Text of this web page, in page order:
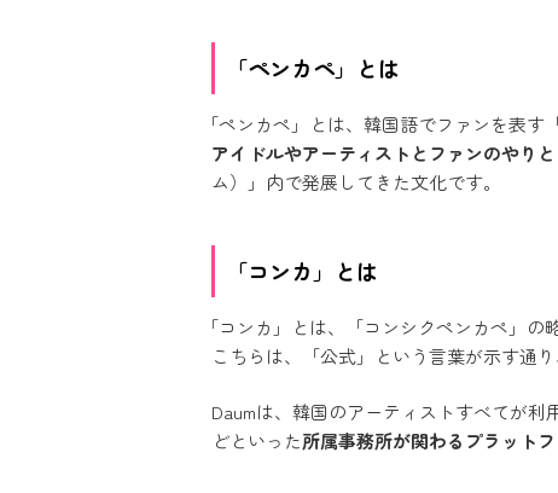
「ペンカペ」とは
「ペンカペ」とは、韓国語でファンを表
アイドルやアーティストとファンのやり
ム）」内で発展してきた文化です。
「コンカ」とは
「コンカ」とは、「コンシクペンカペ」
こちらは、「公式」という言葉が示す通り
Daumは、韓国のアーティストすべてが
どといった所属事務所が関わるプラット